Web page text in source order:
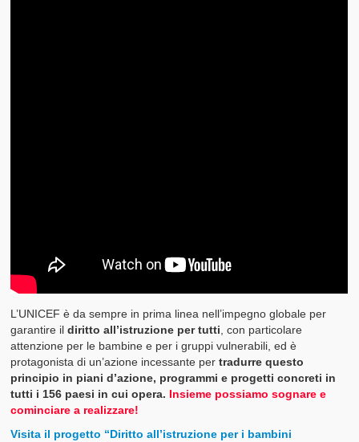
L’UNICEF è da sempre in prima linea nell’impegno globale per
garantire ildiritto all’istruzione per tutti, con particolare
attenzione per le bambine e per i gruppi vulnerabili, ed è
protagonista di un’azione incessante pertradurre questo
principio in piani d’azione, programmi e progetti concreti in
tutti i 156 paesi in cui opera. Insieme possiamo sognare e
cominciare a realizzare!
Visita il progetto “Diritto all’istruzione per i bambini